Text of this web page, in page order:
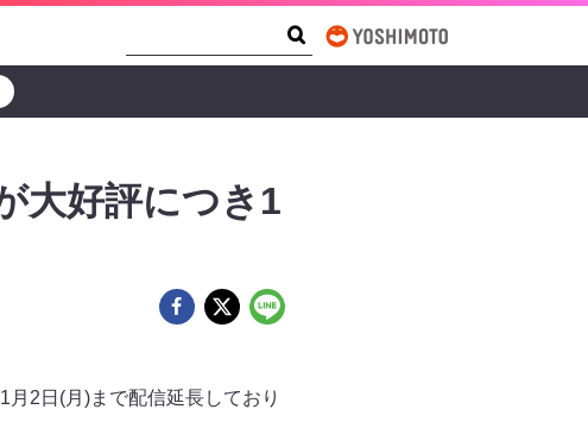
大好評につき1
2日(月)まで配信延長しており